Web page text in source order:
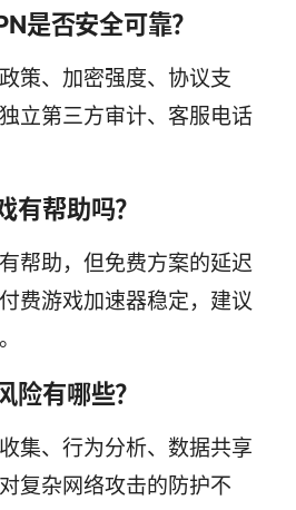
是否安全可靠？
策、加密强度、协议支
立第三方审计、客服电话
有帮助吗？
帮助，但免费方案的延迟
费游戏加速器稳定，建议
险有哪些？
集、行为分析、数据共享
复杂网络攻击的防护不